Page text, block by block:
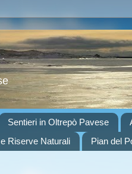
Sentieri in Oltrepò Pavese
Riserve Naturali Pian del